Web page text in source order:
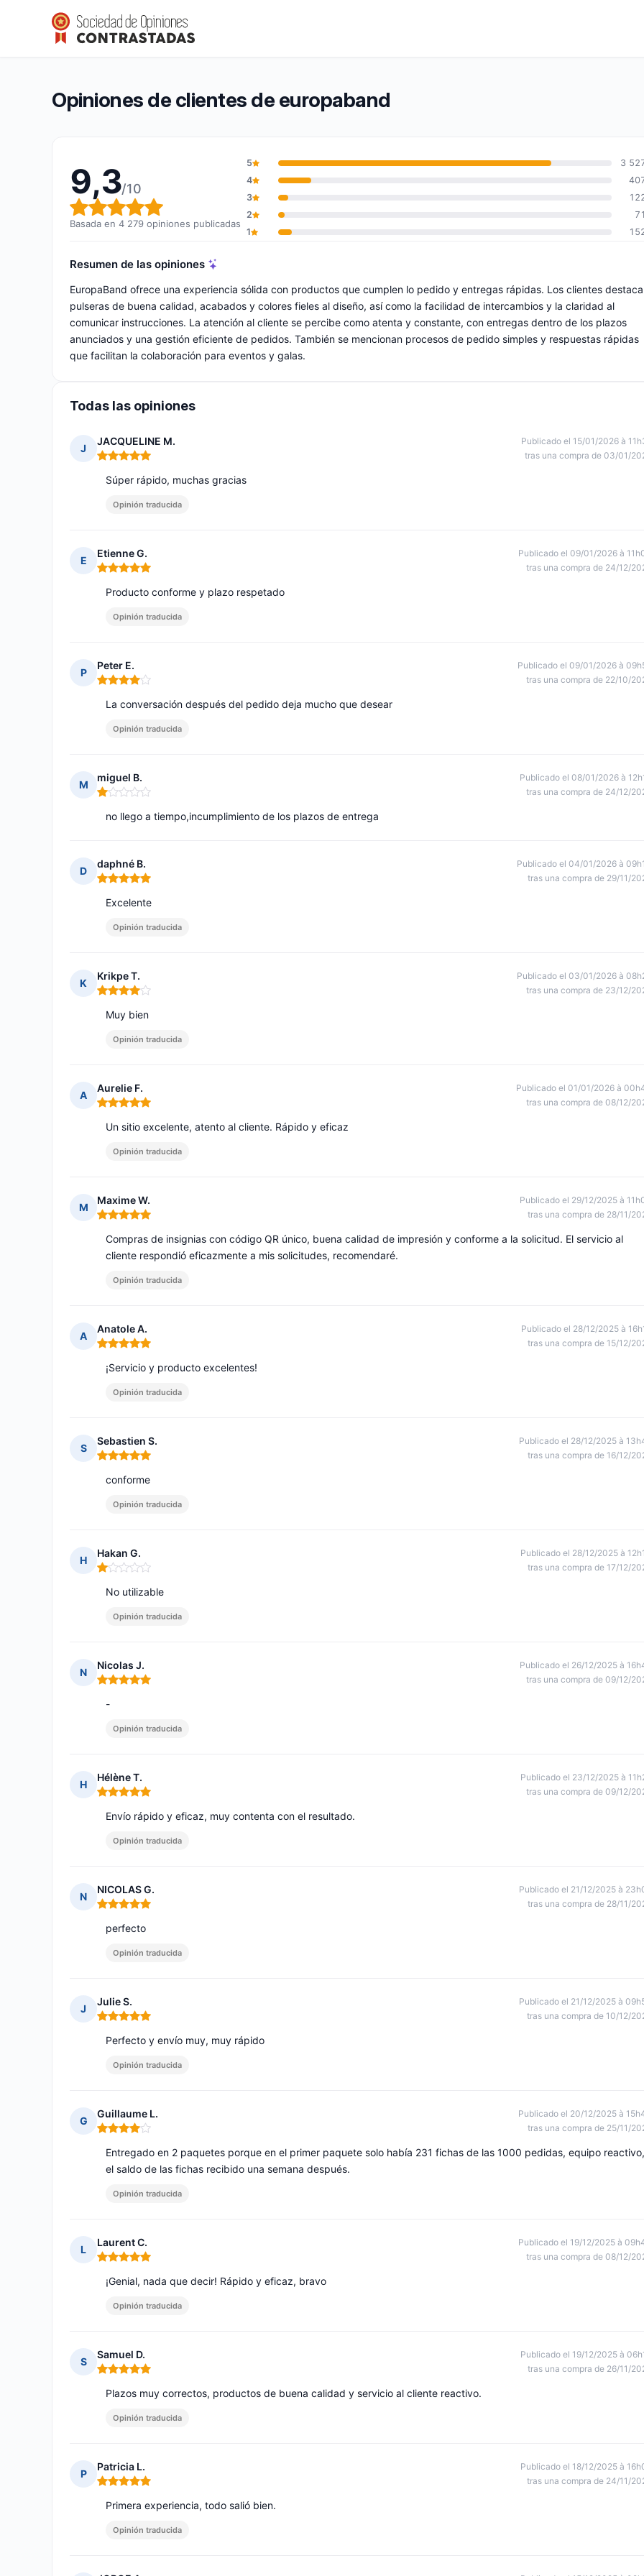
europaband
Calificación global: 9,3 de 10
9,3/10(4 279 opiniones)
Opiniones de clientes de europaband
9,3/10
Calificación global: 9,3 de 10
Basada en 4 279 opiniones publicadas
5
3
4
3
2
71
1
Resumen de las opiniones
EuropaBand ofrece una experiencia sólida con productos que cumplen lo pedido y entregas rápidas. Los clientes
pulseras de buena calidad, acabados y colores fieles al diseño, así como la facilidad de intercambios y la claridad al
comunicar instrucciones. La atención al cliente se percibe como atenta y constante, con entregas dentro de los plazos
anunciados y una gestión eficiente de pedidos. También se mencionan procesos de pedido simples y respuestas rápidas
que facilitan la colaboración para eventos y galas.
Todas las opiniones
J
JACQUELINE M.
Nota: 5 de 5
Publicado el 15/01/2026 à
tras una compra de 03/01/
Súper rápido, muchas gracias
Opinión traducida
E
Etienne G.
Nota: 5 de 5
Publicado el 09/01/2026 à
tras una compra de 24/12/
Producto conforme y plazo respetado
Opinión traducida
P
Peter E.
Nota: 4 de 5
Publicado el 09/01/2026 à
tras una compra de 22/10/
La conversación después del pedido deja mucho que desear
Opinión traducida
M
miguel B.
Nota: 1 de 5
Publicado el 08/01/2026 à
tras una compra de 24/12/
no llego a tiempo,incumplimiento de los plazos de entrega
D
daphné B.
Nota: 5 de 5
Publicado el 04/01/2026 à
tras una compra de 29/11/
Excelente
Opinión traducida
K
Krikpe T.
Nota: 4 de 5
Publicado el 03/01/2026 à
tras una compra de 23/12/
Muy bien
Opinión traducida
A
Aurelie F.
Nota: 5 de 5
Publicado el 01/01/2026 à
tras una compra de 08/12/
Un sitio excelente, atento al cliente. Rápido y eficaz
Opinión traducida
M
Maxime W.
Nota: 5 de 5
Publicado el 29/12/2025 à
tras una compra de 28/11/
Compras de insignias con código QR único, buena calidad de impresión y conforme a la solicitud. El servicio al
cliente respondió eficazmente a mis solicitudes, recomendaré.
Opinión traducida
A
Anatole A.
Nota: 5 de 5
Publicado el 28/12/2025 à
tras una compra de 15/12/
¡Servicio y producto excelentes!
Opinión traducida
S
Sebastien S.
Nota: 5 de 5
Publicado el 28/12/2025 à
tras una compra de 16/12/
conforme
Opinión traducida
H
Hakan G.
Nota: 1 de 5
Publicado el 28/12/2025 à
tras una compra de 17/12/
No utilizable
Opinión traducida
N
Nicolas J.
Nota: 5 de 5
Publicado el 26/12/2025 à
tras una compra de 09/12/
-
Opinión traducida
H
Hélène T.
Nota: 5 de 5
Publicado el 23/12/2025 à
tras una compra de 09/12/
Envío rápido y eficaz, muy contenta con el resultado.
Opinión traducida
N
NICOLAS G.
Nota: 5 de 5
Publicado el 21/12/2025 à
tras una compra de 28/11/
perfecto
Opinión traducida
J
Julie S.
Nota: 5 de 5
Publicado el 21/12/2025 à
tras una compra de 10/12/
Perfecto y envío muy, muy rápido
Opinión traducida
G
Guillaume L.
Nota: 4 de 5
Publicado el 20/12/2025 à
tras una compra de 25/11/
Entregado en 2 paquetes porque en el primer paquete solo había 231 fichas de las 1000 pedidas, equipo reactivo,
el saldo de las fichas recibido una semana después.
Opinión traducida
L
Laurent C.
Nota: 5 de 5
Publicado el 19/12/2025 à
tras una compra de 08/12/
¡Genial, nada que decir! Rápido y eficaz, bravo
Opinión traducida
S
Samuel D.
Nota: 5 de 5
Publicado el 19/12/2025 à
tras una compra de 26/11/
Plazos muy correctos, productos de buena calidad y servicio al cliente reactivo.
Opinión traducida
P
Patricia L.
Nota: 5 de 5
Publicado el 18/12/2025 à
tras una compra de 24/11/
Primera experiencia, todo salió bien.
Opinión traducida